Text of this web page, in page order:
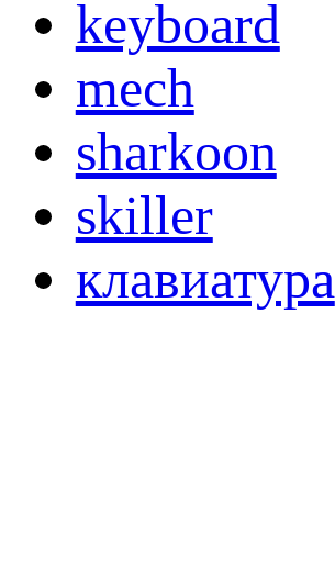
keyboard
mech
sharkoon
skiller
клавиатура